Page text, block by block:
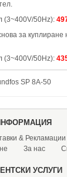
(3~400V/50Hz):
за куплиране
(3~400V/50Hz):
SP 8A-50
& Рекламации
За нас
УСЛУГИ